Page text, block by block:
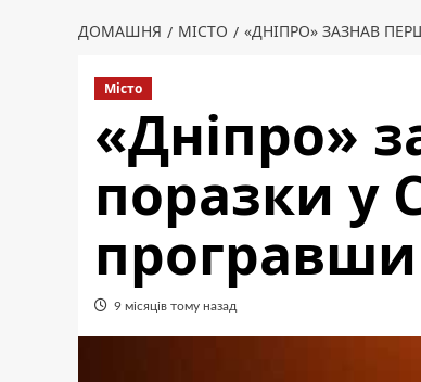
ДОМАШНЯ МІСТО «ДНІПРО» ЗАЗНАВ
Місто
«Дніпро»
поразки у
програвши
9 місяців тому назад